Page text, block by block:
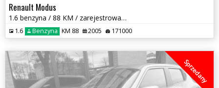
Renault Modus
1.6 benzyna / 88 KM / zarejestrowany w PL / zadbany / możliwa zamiana
1.6 Benzyna KM 88 2005 171000
Sprzedany